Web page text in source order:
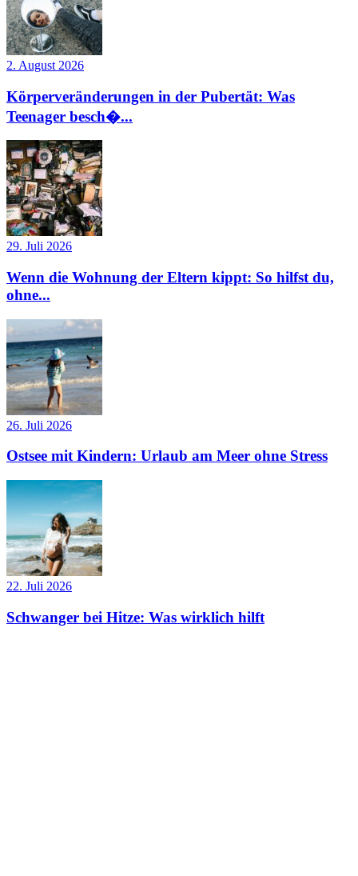
2. August 2026
Körperveränderungen in der Pubertät: Was
Teenager besch�...
29. Juli 2026
Wenn die Wohnung der Eltern kippt: So hilfst du,
ohne...
26. Juli 2026
Ostsee mit Kindern: Urlaub am Meer ohne Stress
22. Juli 2026
Schwanger bei Hitze: Was wirklich hilft